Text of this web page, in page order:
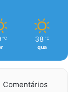
℃ 38 ℃
qua
Comentários